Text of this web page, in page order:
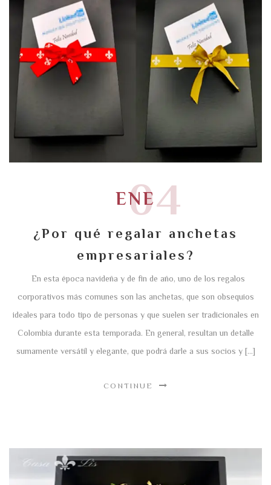
04
ENE
¿Por qué regalar anchetas
empresariales?
En esta época navideña y de fin de año, uno de los regalos
corporativos más comunes son las anchetas, que son obsequios
ideales para todo tipo de personas y que suelen ser tradicionales en
Colombia durante esta temporada. En general, resultan un detalle
sumamente versátil y elegante, que podrá darle a sus socios y […]
CONTINUE